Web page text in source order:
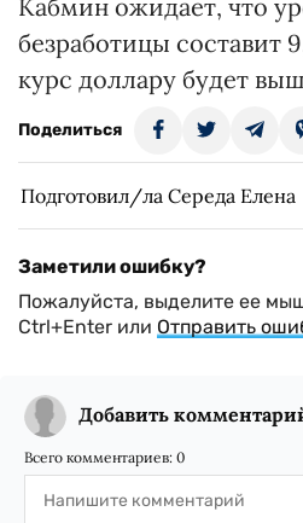
Кабмин ожидает, что
безработицы составит
курс доллару будет
Поделиться
Подготовил/ла Середа Елена
Заметили ошибку?
Пожалуйста, выделите ее
Ctrl+Enter или Отправить
Добавить
Всего комментариев: 0